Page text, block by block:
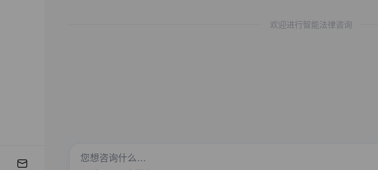
欢迎进行智能法律咨询